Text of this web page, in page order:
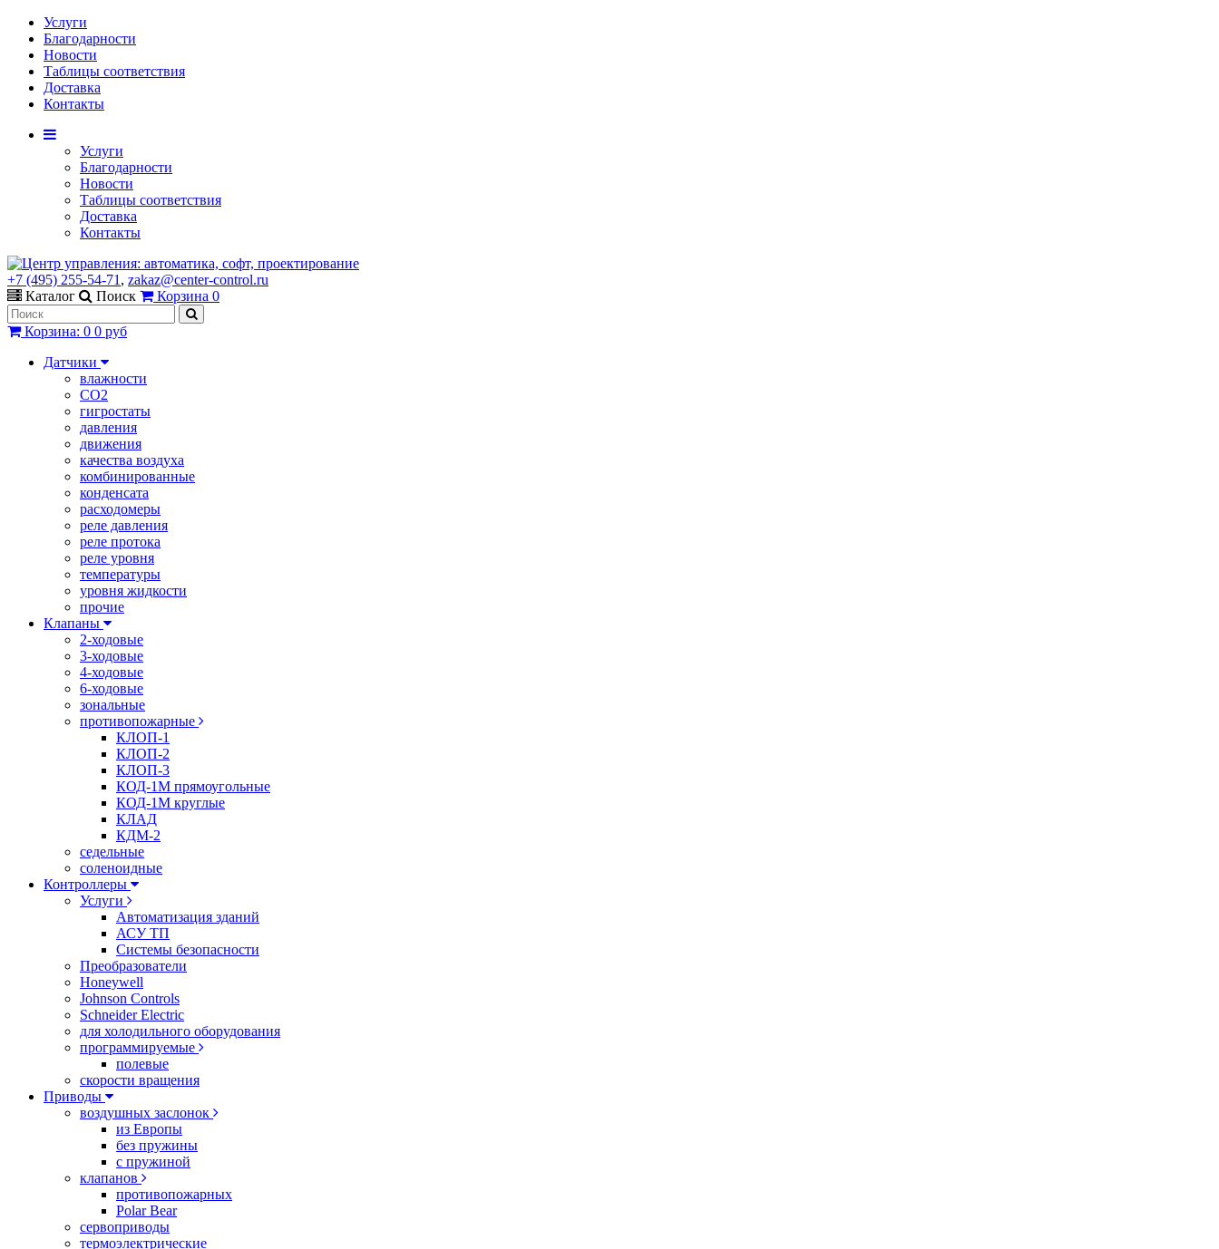
Услуги
Благодарности
Новости
Таблицы соответствия
Доставка
Контакты
Услуги
Благодарности
Новости
Таблицы соответствия
Доставка
Контакты
+7 (495) 255-54-71 , zakaz@center-control.ru
Каталог
Поиск Корзина 0
Корзина: 0 0 руб
Датчики
влажности
CO2
гигростаты
давления
движения
качества воздуха
комбинированные
конденсата
расходомеры
реле давления
реле протока
реле уровня
температуры
уровня жидкости
прочие
Клапаны
2-ходовые
3-ходовые
4-ходовые
6-ходовые
зональные
противопожарные
КЛОП-1
КЛОП-2
КЛОП-3
КОД-1М прямоугольные
КОД-1М круглые
КЛАД
КДМ-2
седельные
соленоидные
Контроллеры
Услуги
Автоматизация зданий
АСУ ТП
Системы безопасности
Преобразователи
Honeywell
Johnson Controls
Schneider Electric
для холодильного оборудования
программируемые
полевые
скорости вращения
Приводы
воздушных заслонок
из Европы
без пружины
с пружиной
клапанов
противопожарных
Polar Bear
сервоприводы
термоэлектрические